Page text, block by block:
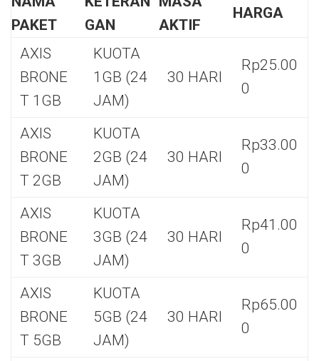
PAKET
GAN
AKTIF
HARGA
AXIS
BRONE
T 1GB
KUOTA
1GB (24
JAM)
30 HARI
Rp25.00
0
AXIS
BRONE
T 2GB
KUOTA
2GB (24
JAM)
30 HARI
Rp33.00
0
AXIS
BRONE
T 3GB
KUOTA
3GB (24
JAM)
30 HARI
Rp41.00
0
AXIS
BRONE
T 5GB
KUOTA
5GB (24
JAM)
30 HARI
Rp65.00
0